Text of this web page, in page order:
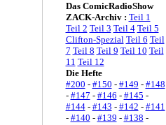
Das ComicRadioShow
ZACK-Archiv : Teil 1
Teil 2 Teil 3 Teil 4 Teil 5
Clifton-Spezial Teil 6 Teil
7 Teil 8 Teil 9 Teil 10 Teil
11 Teil 12
Die Hefte
#200 - #150 - #149 - #148
- #147 - #146 - #145 -
#144- #143 - #142 - #141
- #140 - #139 - #138 -